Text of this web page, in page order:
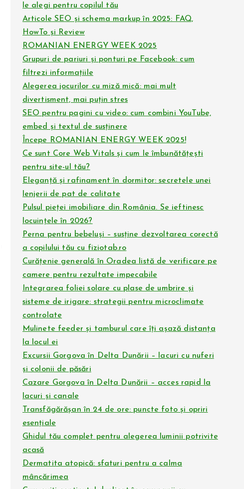
le alegi pentru copilul tău
Articole SEO și schema markup în 2025: FAQ,
HowTo și Review
ROMANIAN ENERGY WEEK 2025
Grupuri de pariuri și ponturi pe Facebook: cum
filtrezi informațiile
Alegerea jocurilor cu miză mică: mai mult
divertisment, mai puțin stres
SEO pentru pagini cu video: cum combini YouTube,
embed și textul de susținere
Începe ROMANIAN ENERGY WEEK 2025!
Ce sunt Core Web Vitals și cum le îmbunătățești
pentru site-ul tău?
Eleganță și rafinament în dormitor: secretele unei
lenjerii de pat de calitate
Pulsul pieței imobiliare din România. Se ieftinesc
locuințele în 2026?
Perna pentru bebeluși – susține dezvoltarea corectă
a copilului tău cu fiziotab.ro
Curățenie generală în Oradea listă de verificare pe
camere pentru rezultate impecabile
Integrarea foliei solare cu plase de umbrire și
sisteme de irigare: strategii pentru microclimate
controlate
Mulinete feeder și tamburul care îți așază distanța
la locul ei
Excursii Gorgova în Delta Dunării – lacuri cu nuferi
și colonii de păsări
Cazare Gorgova în Delta Dunării – acces rapid la
lacuri și canale
Transfăgărășan în 24 de ore: puncte foto și opriri
esențiale
Ghidul tău complet pentru alegerea luminii potrivite
acasă
Dermatita atopică: sfaturi pentru a calma
mâncărimea